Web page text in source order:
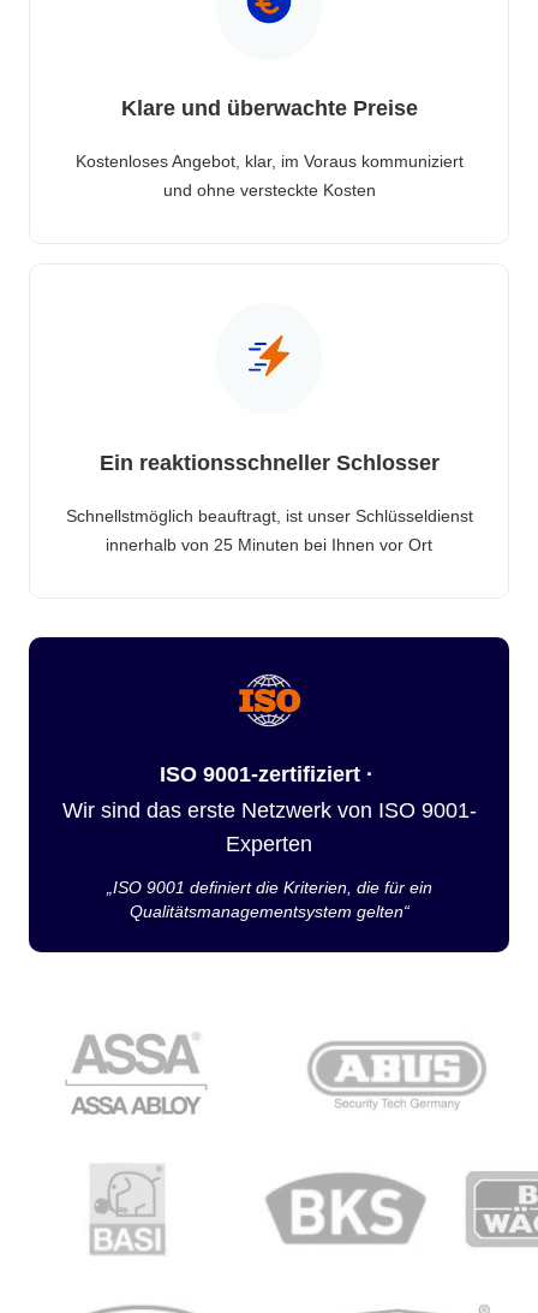
Klare und überwachte Preise
Kostenloses Angebot, klar, im Voraus kommuniziert
und ohne versteckte Kosten
Ein reaktionsschneller Schlosser
Schnellstmöglich beauftragt, ist unser Schlüsseldienst
innerhalb von 25 Minuten bei Ihnen vor Ort
ISO 9001-zertifiziert ·
Wir sind das erste Netzwerk von ISO 9001-
Experten
„ISO 9001 definiert die Kriterien, die für ein
Qualitätsmanagementsystem gelten“